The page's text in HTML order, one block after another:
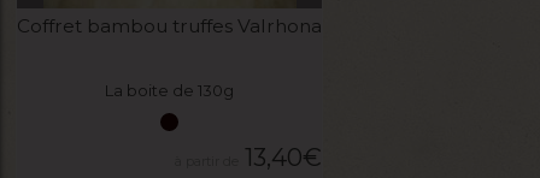
Coffret bambou truffes Valrhona
La boite de 130g
13,40€